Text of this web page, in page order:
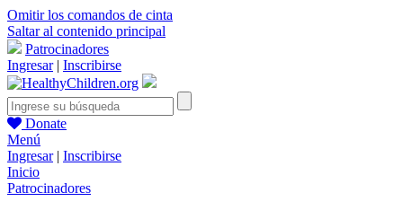
Omitir los comandos de cinta
Saltar al contenido principal
Patrocinadores
Ingresar| Inscribirse
Donate
Menú
Ingresar| Inscribirse
Inicio
Patrocinadores